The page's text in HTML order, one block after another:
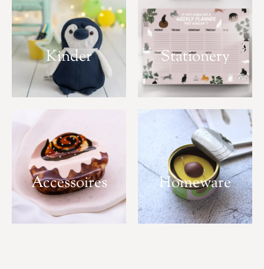
Kinder Stationery
Accessoires Homeware